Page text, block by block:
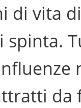
di vita